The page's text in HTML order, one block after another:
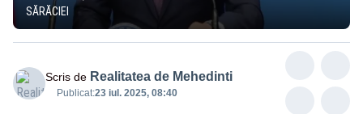
SĂRĂCIEI
Scris de Realitatea de Mehedinti
Publicat:23 iul. 2025, 08:40